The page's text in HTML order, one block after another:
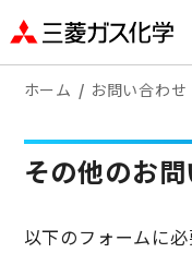
ホーム お問い合わせ
その他のお
以下のフォームに